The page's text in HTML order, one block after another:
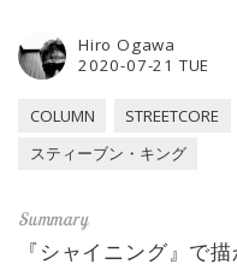
2020-07-21 TUE
Hiro Ogawa
COLUMN STREETCORE
スティーブン・キング
『シャイニング』で